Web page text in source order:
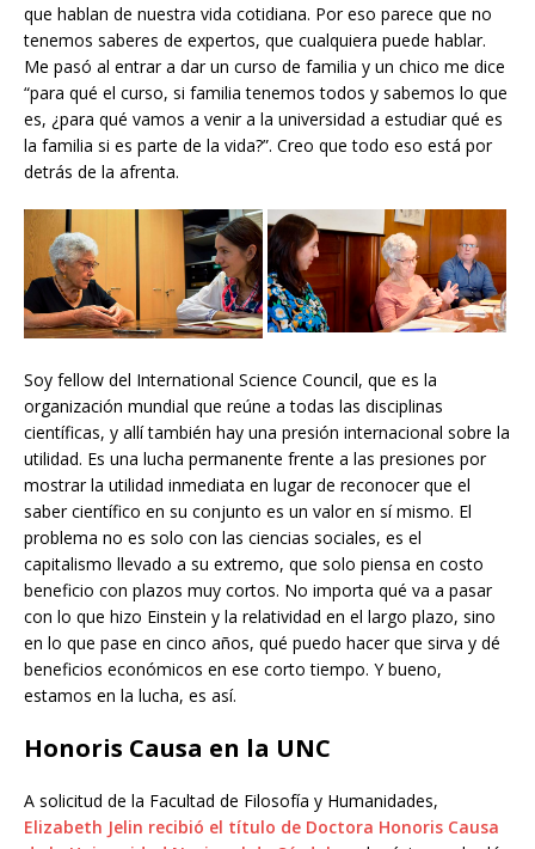
que hablan de nuestra vida cotidiana. Por eso parece que no
tenemos saberes de expertos, que cualquiera puede hablar.
Me pasó al entrar a dar un curso de familia y un chico me dice
“para qué el curso, si familia tenemos todos y sabemos lo que
es, ¿para qué vamos a venir a la universidad a estudiar qué es
la familia si es parte de la vida?”. Creo que todo eso está por
detrás de la afrenta.
Soy fellow del International Science Council, que es la
organización mundial que reúne a todas las disciplinas
científicas, y allí también hay una presión internacional sobre la
utilidad. Es una lucha permanente frente a las presiones por
mostrar la utilidad inmediata en lugar de reconocer que el
saber científico en su conjunto es un valor en sí mismo. El
problema no es solo con las ciencias sociales, es el
capitalismo llevado a su extremo, que solo piensa en costo
beneficio con plazos muy cortos. No importa qué va a pasar
con lo que hizo Einstein y la relatividad en el largo plazo, sino
en lo que pase en cinco años, qué puedo hacer que sirva y dé
beneficios económicos en ese corto tiempo. Y bueno,
estamos en la lucha, es así.
Honoris Causa en la UNC
A solicitud de la Facultad de Filosofía y Humanidades,
Elizabeth Jelin recibió el título de Doctora Honoris Causa